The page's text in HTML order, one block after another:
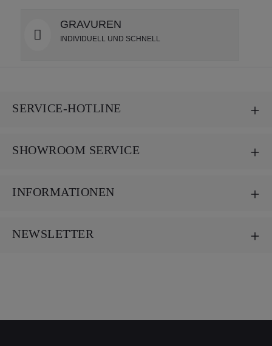
GRAVUREN
INDIVIDUELL UND SCHNELL
SERVICE-HOTLINE
SHOWROOM SERVICE
INFORMATIONEN
NEWSLETTER